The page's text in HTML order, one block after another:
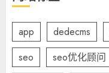
app dedecms
seo
seo优化顾问